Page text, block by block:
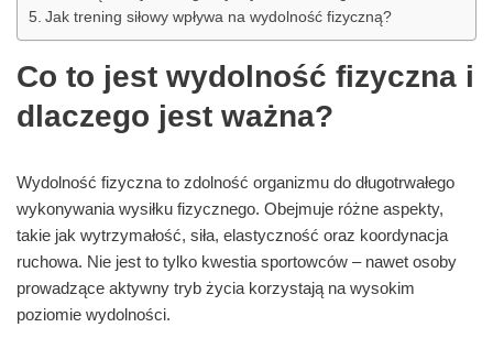
Jak trening siłowy wpływa na wydolność fizyczną?
Co to jest wydolność fizyczna i
dlaczego jest ważna?
Wydolność fizyczna to zdolność organizmu do długotrwałego
wykonywania wysiłku fizycznego. Obejmuje różne aspekty,
takie jak wytrzymałość, siła, elastyczność oraz koordynacja
ruchowa. Nie jest to tylko kwestia sportowców – nawet osoby
prowadzące aktywny tryb życia korzystają na wysokim
poziomie wydolności.